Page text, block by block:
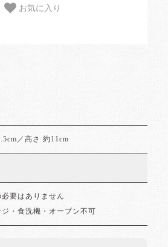
お気に入り
／高さ 約11cm
必要はありません
ジ・食洗機・オーブン不可